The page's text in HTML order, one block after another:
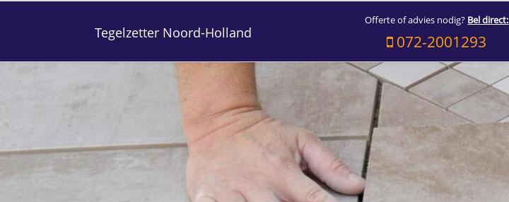
Tegelzetter Noord-Holland
Offerte of advies nodig? Bel direct:
072-2001293